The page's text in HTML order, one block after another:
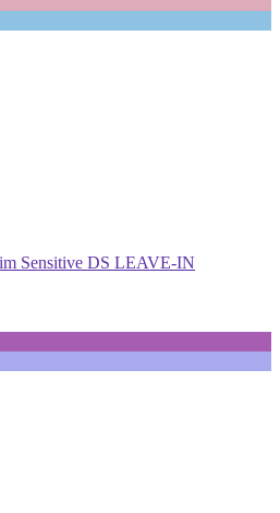
Sensitive DS LEAVE-IN